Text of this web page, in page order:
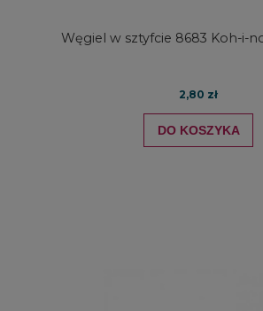
Węgiel w sztyfcie 8683 Koh-i-
2,80 zł
DO KOSZYKA